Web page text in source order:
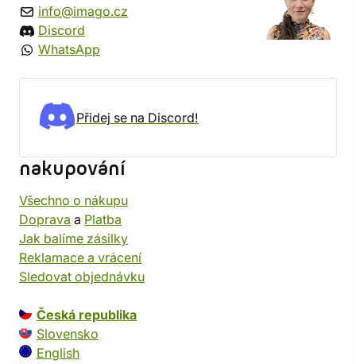
info@imago.cz
Discord
WhatsApp
Přidej se na Discord!
nakupování
Všechno o nákupu
Doprava a Platba
Jak balíme zásilky
Reklamace a vrácení
Sledovat objednávku
Česká republika
Slovensko
English